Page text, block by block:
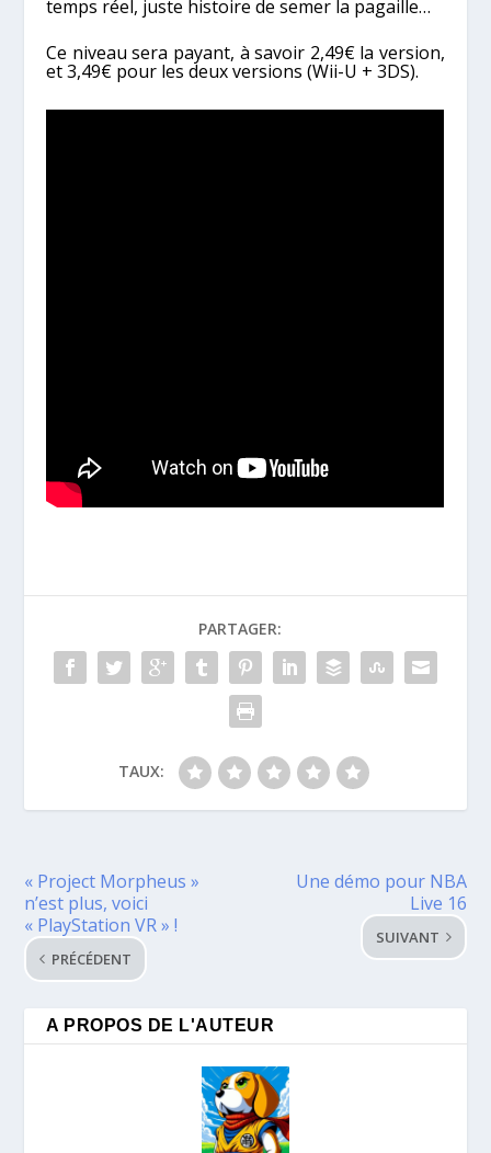
temps réel, juste histoire de semer la pagaille…
Ce niveau sera payant, à savoir 2,49€ la version,
et 3,49€ pour les deux versions (Wii-U + 3DS).
PARTAGER:
TAUX:
« Project Morpheus »
n’est plus, voici
« PlayStation VR » !
PRÉCÉDENT
Une démo pour NBA
Live 16
SUIVANT
A PROPOS DE L'AUTEUR